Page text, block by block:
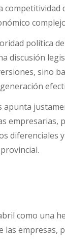
competitividad
política
discusión
sino
empresarias,
diferenciales
como una
empresas,